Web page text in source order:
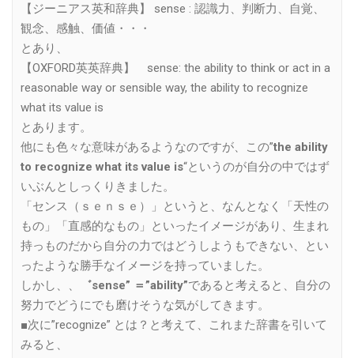
【ジーニアス英和辞典】 sense : 認識力、判断力、自覚、
観念、感触、価値・・・
とあり、
【OXFORD英英辞典】 sense: the ability to think or act in a
reasonable way or sensible way, the ability to recognize
what its value is
とあります。
他にも色々な意味があるようなのですが、この”the ability
to recognize what its value is“というのが自分の中ではず
いぶんとしっくりきました。
「センス（ｓｅｎｓｅ）」というと、なんとなく「天性の
もの」「直感的なもの」といったイメージがあり、生まれ
持っものだから自分の力ではどうしようもできない、とい
ったような勝手なイメージを持っていました。
しかし、、
゛sense” ＝”ability”であると考えると、自分の
努力でどうにでも磨けそうな気がしてきます。
■次に”recognize” とは？と考えて、これまた辞書を引いて
みると、